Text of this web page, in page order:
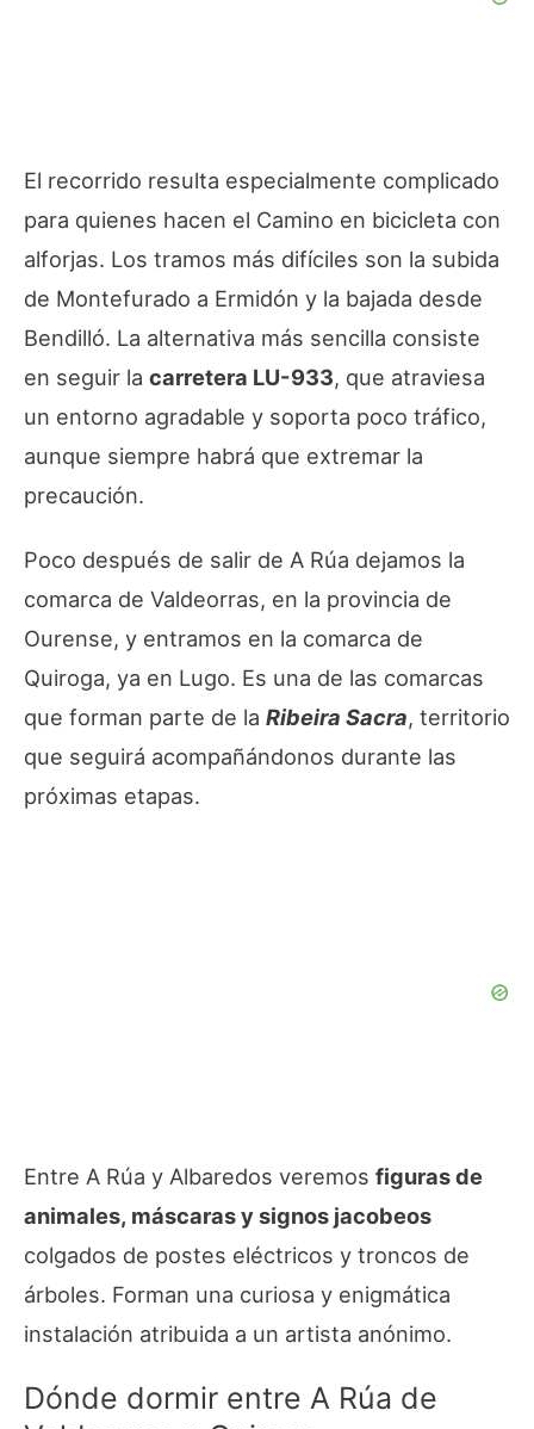
El recorrido resulta especialmente complicado
para quienes hacen el Camino en bicicleta con
alforjas. Los tramos más difíciles son la subida
de Montefurado a Ermidón y la bajada desde
Bendilló. La alternativa más sencilla consiste
en seguir la carretera LU-933, que atraviesa
un entorno agradable y soporta poco tráfico,
aunque siempre habrá que extremar la
precaución.
Poco después de salir de A Rúa dejamos la
comarca de Valdeorras, en la provincia de
Ourense, y entramos en la comarca de
Quiroga, ya en Lugo. Es una de las comarcas
que forman parte de la Ribeira Sacra, territorio
que seguirá acompañándonos durante las
próximas etapas.
Entre A Rúa y Albaredos veremos figuras de
animales, máscaras y signos jacobeos
colgados de postes eléctricos y troncos de
árboles. Forman una curiosa y enigmática
instalación atribuida a un artista anónimo.
Dónde dormir entre A Rúa de